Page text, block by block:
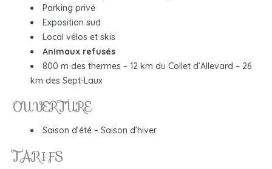
Parking privé
Exposition sud
Local vélos et skis
Animaux refusés
800 m des thermes – 12 km du Collet d’Allevard – 26
km des Sept-Laux
OUVERTURE
Saison d’été – Saison d’hiver
TARIFS